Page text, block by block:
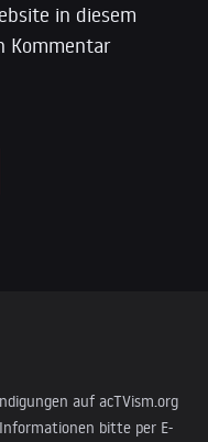
in diesem
Kommentar
auf acTVism.org
bitte per E-